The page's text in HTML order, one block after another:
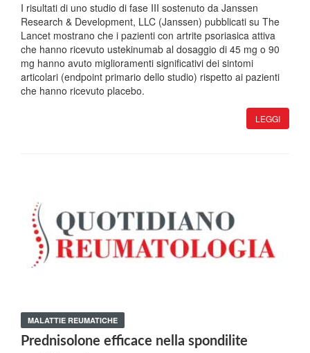
I risultati di uno studio di fase III sostenuto da Janssen
Research & Development, LLC (Janssen) pubblicati su The
Lancet mostrano che i pazienti con artrite psoriasica attiva
che hanno ricevuto ustekinumab al dosaggio di 45 mg o 90
mg hanno avuto miglioramenti significativi dei sintomi
articolari (endpoint primario dello studio) rispetto ai pazienti
che hanno ricevuto placebo.
LEGGI
MALATTIE REUMATICHE
Prednisolone efficace nella spondilite